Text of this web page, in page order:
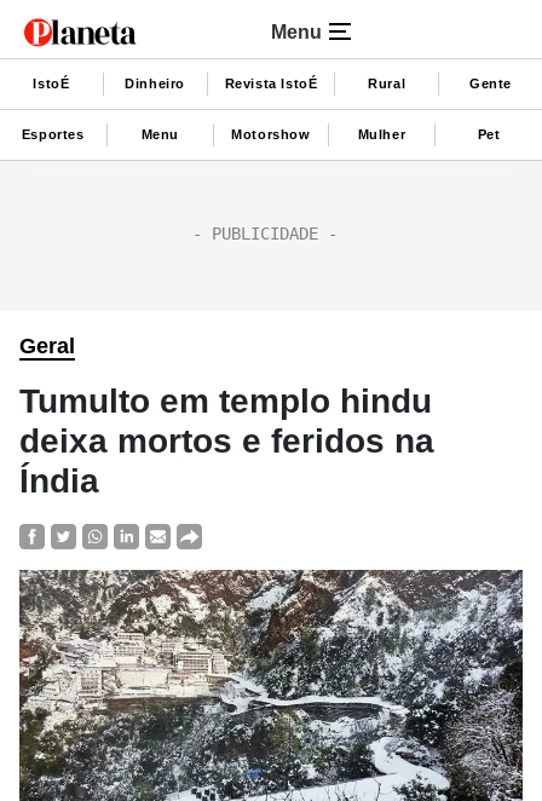
Menu
IstoÉ Dinheiro Revista IstoÉ Rural Gente
Esportes Menu Motorshow Mulher Pet
Geral
Tumulto em templo hindu
deixa mortos e feridos na
Índia